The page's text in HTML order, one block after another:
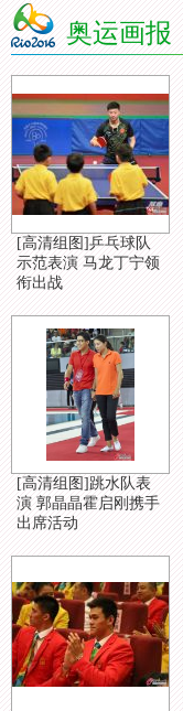
奥运画报
[高清组图]乒乓球队
示范表演 马龙丁宁领
衔出战
[高清组图]跳水队表
演 郭晶晶霍启刚携手
出席活动